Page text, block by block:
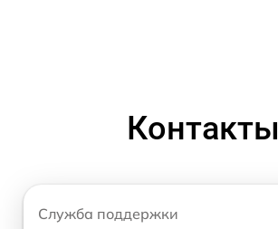
Контакты
Служба поддержки